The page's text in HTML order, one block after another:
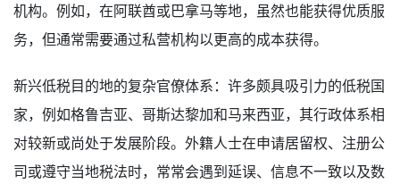
机构。例如，在阿联酋或巴拿马等地，虽然也能获得优质服
务，但通常需要通过私营机构以更高的成本获得。
新兴低税目的地的复杂官僚体系：许多颇具吸引力的低税国
家，例如格鲁吉亚、哥斯达黎加和马来西亚，其行政体系相
对较新或尚处于发展阶段。外籍人士在申请居留权、注册公
司或遵守当地税法时，常常会遇到延误、信息不一致以及数